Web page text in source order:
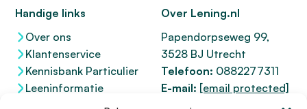
Handige links
Over ons
Klantenservice
Kennisbank Particulier
Leeninformatie
Over Lening.nl
Papendorpseweg 99,
3528 BJ Utrecht
Telefoon: 0882277311
E-mail: [email protected]
KvK 76100200